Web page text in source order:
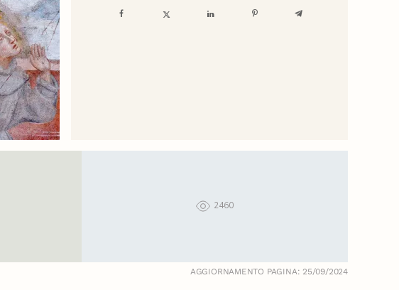
2460
AGGIORNAMENTO PAGINA: 25/09/2024